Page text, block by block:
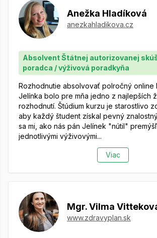
Anežka Hladíková
anezkahladikova.cz
Absolvent Štátnej autorizovanej
poradca / výživová poradkyňa
Rozhodnutie absolvovať polročný online
Jelínka bolo pre mňa jedno z najlepších
rozhodnutí. Štúdium kurzu je starostlivo
aby každý študent získal pevný
sa mi, ako nás pán Jelínek "nútil"
jednotlivými výživovými...
Viac
Mgr. Vilma
www.zdravyplan.sk